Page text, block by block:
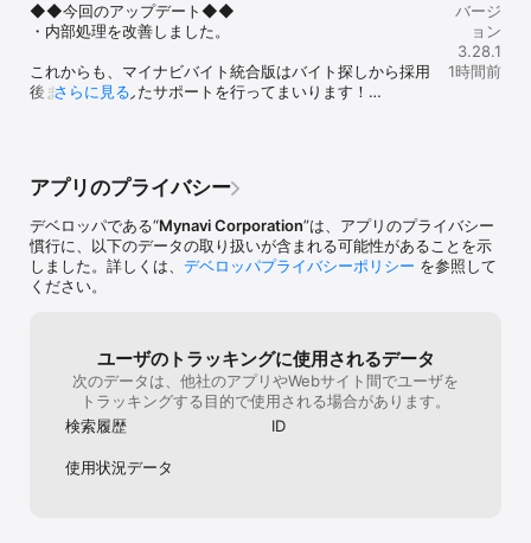
● あなたのライフスタイルに合った求人が探せる
人気の「短期バイト」、「日払いバイト」、「高収入バイト」など
空いている時間に気軽に働けるすきまバイトから、「土日祝休
み」、「シフト制」、「在宅ワーク」が嬉しいパートや正社員求人
等、それぞれのニーズに合った幅広い求人を検索できます。
「時間割のスキマにリモートワークで働きたい」「春休み・夏休み
などの長期休み期間中にバイトをしたい」「派遣バイトだけに応募
したい」などあなたのライフスタイルに合ったアルバイトを検索で
きます。
● こだわり条件を掛け合わせて細かく検索できます
大学の時間割を気にせずにどこででもできるリモートワーク求人、
シフトを自由に組めるカフェバイト、
給与が日当で出るのがうれしい高収入の登録制派遣求人、
在宅ワークが可能なオフィスワークバイト、
イト、など
◆◆今回のアップデート◆◆
・内部処理を改善しました。
これからも、マイナビバイト統合版はバイト探しから採用
後までの一貫したサポートを行ってまいります！
」宛にお問い合わせいただけますと幸いです。
さらに見る
バージ
ョン
3.28.1
1時間前
アプリのプライバシー
デベロッパである“Mynavi Corporation”は、アプリのプライバシー
慣行に、以下のデータの取り扱いが含まれる可能性があることを示
しました。詳しくは、 デベロッパプライバシーポリシー を参照して
ください。
ユーザのトラッキングに使用されるデータ
次のデータは、他社のアプリやWebサイト間でユーザを
トラッキングする目的で使用される場合があります。
検索履歴
ID
使用状況データ